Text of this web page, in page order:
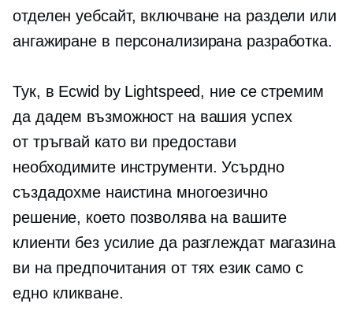
отделен уебсайт, включване на раздели или
ангажиране в персонализирана разработка.
Тук, в Ecwid by Lightspeed, ние се стремим
да дадем възможност на вашия успех
от тръгвай като ви предостави
необходимите инструменти. Усърдно
създадохме наистина многоезично
решение, което позволява на вашите
клиенти без усилие да разглеждат магазина
ви на предпочитания от тях език само с
едно кликване.